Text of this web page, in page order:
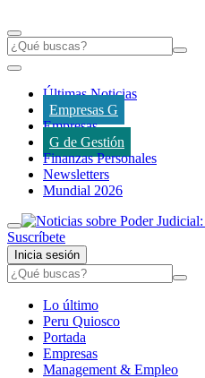
Últimas Noticias
Empresas G
Empresas
G de Gestión
Finanzas Personales
Newsletters
Mundial 2026
Suscríbete
Inicia sesión
Lo último
Peru Quiosco
Portada
Empresas
Management & Empleo